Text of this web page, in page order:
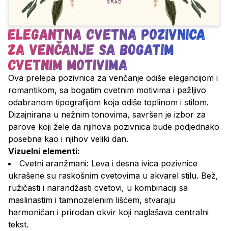
Elegantna cvetna pozivnica
za venčanje sa bogatim
cvetnim motivima
Ova prelepa pozivnica za venčanje odiše elegancijom i
romantikom, sa bogatim cvetnim motivima i pažljivo
odabranom tipografijom koja odiše toplinom i stilom.
Dizajnirana u nežnim tonovima, savršen je izbor za
parove koji žele da njihova pozivnica bude podjednako
posebna kao i njihov veliki dan.
Vizuelni elementi:
Cvetni aranžmani: Leva i desna ivica pozivnice
ukrašene su raskošnim cvetovima u akvarel stilu. Bež,
ružičasti i narandžasti cvetovi, u kombinaciji sa
maslinastim i tamnozelenim lišćem, stvaraju
harmoničan i prirodan okvir koji naglašava centralni
tekst.